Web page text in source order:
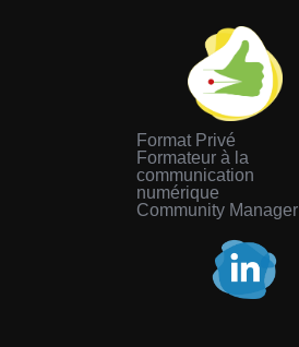
Format Privé
Formateur à la
communication
numérique
Community Manager